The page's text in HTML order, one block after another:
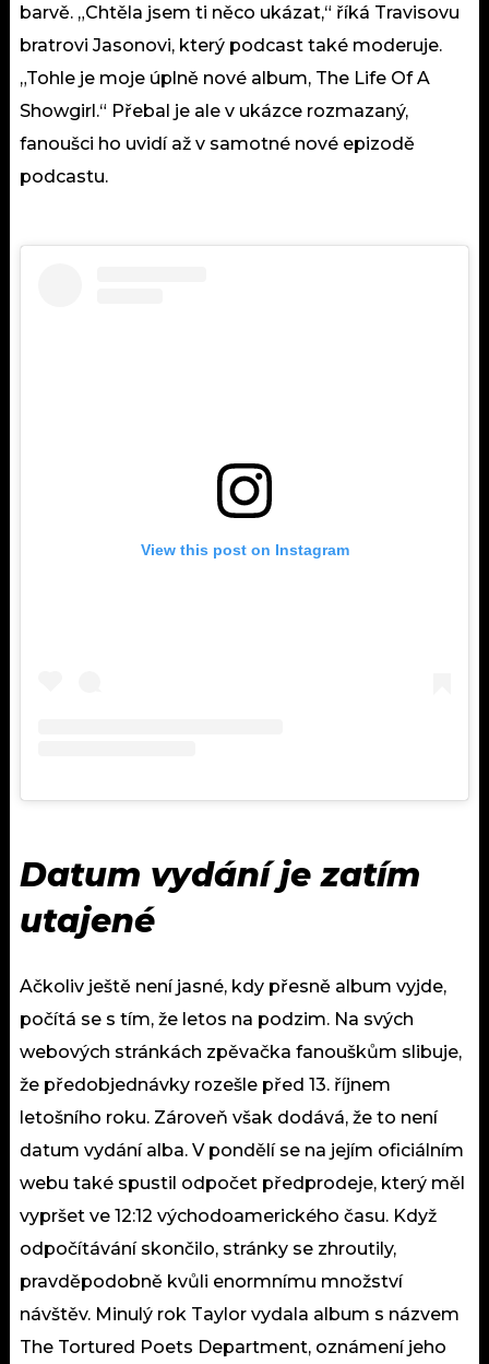
barvě. „Chtěla jsem ti něco ukázat,“ říká Travisovu
bratrovi Jasonovi, který podcast také moderuje.
„Tohle je moje úplně nové album, The Life Of A
Showgirl.“ Přebal je ale v ukázce rozmazaný,
fanoušci ho uvidí až v samotné nové epizodě
podcastu.
View this post on Instagram
Datum vydání je zatím
utajené
Ačkoliv ještě není jasné, kdy přesně album vyjde,
počítá se s tím, že letos na podzim. Na svých
webových stránkách zpěvačka fanouškům slibuje,
že předobjednávky rozešle před 13. říjnem
letošního roku. Zároveň však dodává, že to není
datum vydání alba. V pondělí se na jejím oficiálním
webu také spustil odpočet předprodeje, který měl
vypršet ve 12:12 východoamerického času. Když
odpočítávání skončilo, stránky se zhroutily,
pravděpodobně kvůli enormnímu množství
návštěv. Minulý rok Taylor vydala album s názvem
The Tortured Poets Department, oznámení jeho